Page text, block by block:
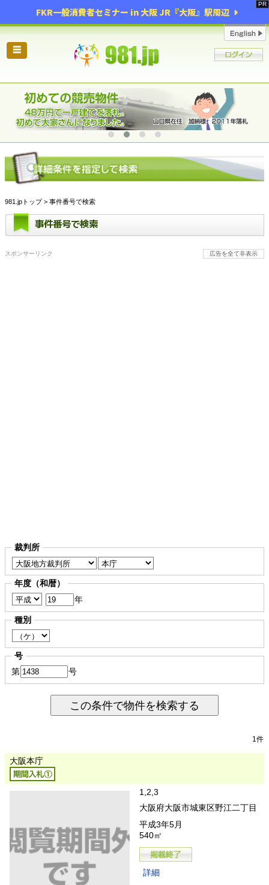
FKR一般消費者セミナー in 大阪 JR『大阪』駅周辺
☰
981.jpトップ> 事件番号で検索
事件番号で検索
スポンサーリンク 広告を全て非表示
裁判所
年度（和暦）
年
種別
号
第
号
この条件で物件を検索する
1件
大阪本庁
1,2,3
大阪府大阪市城東区野江二丁目
平成3年5月
540㎡
詳細